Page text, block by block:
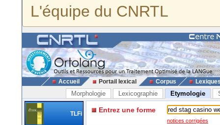
L'équipe du CNRTL
Accueil Portail lexical Corpus
Morphologie Lexicographie Etymologie
TLFi Entrez une forme
notices corrigées